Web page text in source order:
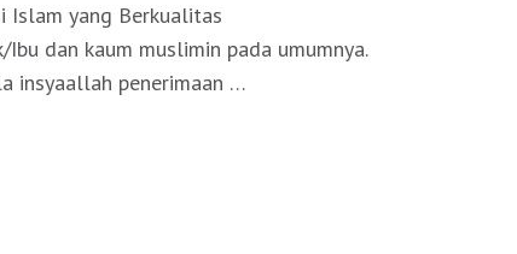
Islam yang Berkualitas
dan kaum muslimin pada umumnya.
insyaallah penerimaan …